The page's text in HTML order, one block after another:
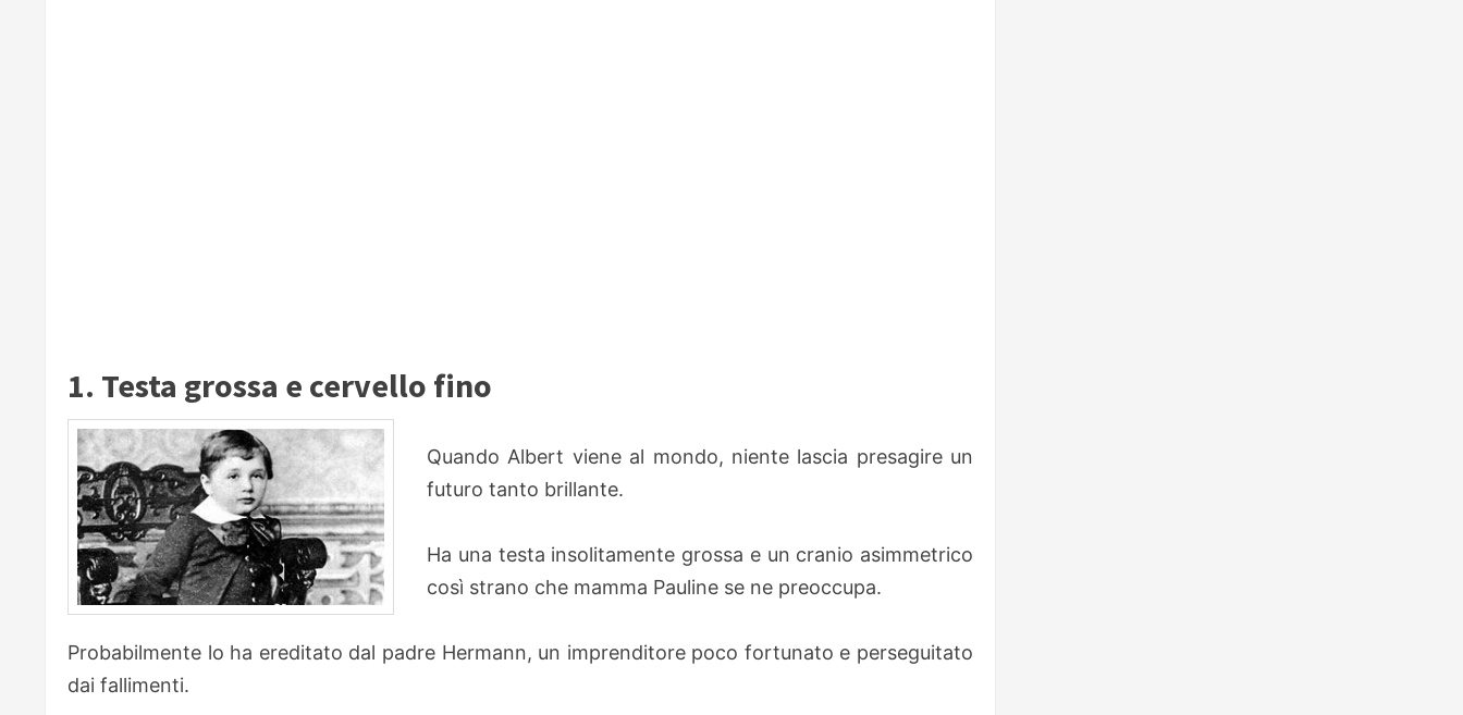
1. Testa grossa e cervello fino
Quando Albert viene al mondo, niente lascia presagire un
futuro tanto brillante.
Ha una testa insolitamente grossa e un cranio asimmetrico
così strano che mamma Pauline se ne preoccupa.
Probabilmente lo ha ereditato dal padre Hermann, un imprenditore poco fortunato e perseguitato
dai fallimenti.